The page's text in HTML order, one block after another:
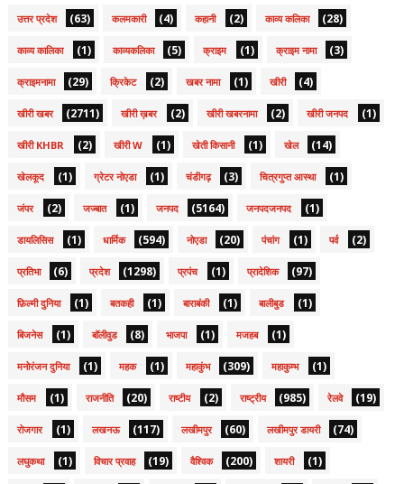
उत्तर प्रदेश (63) कलमकारी (4) कहानी (2) काव्य कलिका (28)
काव्य कालिका (1) काव्यकलिका (5) क्राइम (1) क्राइम नामा (3)
क्राइमनामा (29) क्रिकेट (2) खबर नामा (1) खीरी (4)
खीरी खबर (2711) खीरी ख़बर (2) खीरी खबरनामा (2) खीरी जनपद (1)
खीरी KHBR (2) खीरी W (1) खेती किसानी (1) खेल (14)
खेलकूद (1) ग्रेटर नोएडा (1) चंडीगढ़ (3) चित्रगुप्त आस्था (1)
जंपर (2) जज्बात (1) जनपद (5164) जनपदजनपद (1)
डायलिसिस (1) धार्मिक (594) नोएडा (20) पंचांग (1) पर्व (2)
प्रतिभा (6) प्रदेश (1298) प्रपंच (1) प्रादेशिक (97)
फ़िल्मी दुनिया (1) बतकही (1) बाराबंकी (1) बालीबुड (1)
बिजनेस (1) बॉलीवुड (8) भाजपा (1) मजहब (1)
मनोरंजन दुनिया (1) महक (1) महाकुंभ (309) महाकुम्भ (1)
मौसम (1) राजनीति (20) राष्टीय (2) राष्ट्रीय (985) रेलवे (19)
रोजगार (1) लखनऊ (117) लखीमपुर (60) लखीमपुर डायरी (74)
लघुकथा (1) विचार प्रवाह (19) वैश्विक (200) शायरी (1)